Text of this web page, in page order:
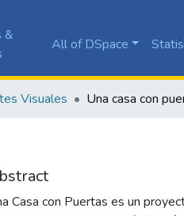
&
All of DSpace
Visuales Una casa con
Casa con Puertas es un